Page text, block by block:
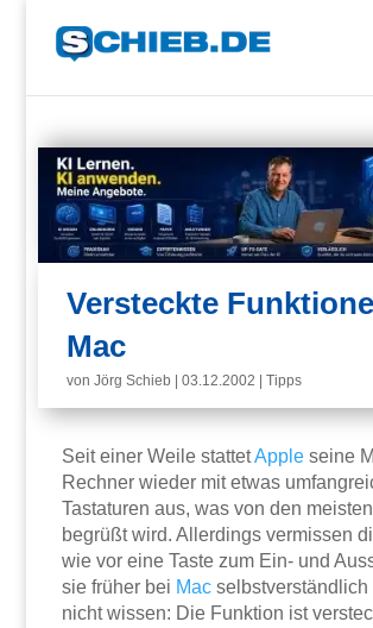
Versteckte
Mac
vonJörg Schieb |03.12.2002 |Tipps
Seit einer Weile stattetApple seine
Rechner wieder mit etwas
Tastaturen aus, was von den
begrüßt wird. Allerdings vermissen
wie vor eine Taste zum Ein- und
sie früher bei Mac selbstverständlich
nicht wissen: Die Funktion ist